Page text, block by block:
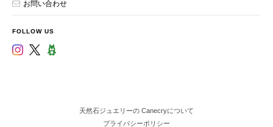
お問い合わせ
FOLLOW US
天然石ジュエリーの Canecryについて
プライバシーポリシー